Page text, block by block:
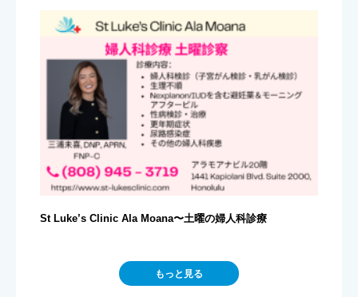
St Luke’s Clinic Ala Moana〜土曜の婦人科診療
もっと見る